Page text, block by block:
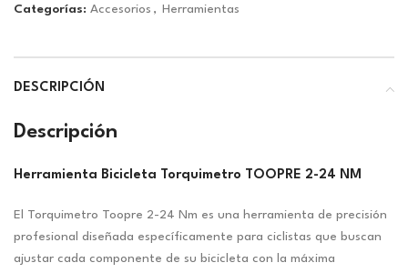
Categorías: Accesorios , Herramientas
DESCRIPCIÓN
Descripción
Herramienta Bicicleta Torquimetro TOOPRE 2-24 NM
El Torquimetro Toopre 2-24 Nm es una herramienta de precisión
profesional diseñada específicamente para ciclistas que buscan
ajustar cada componente de su bicicleta con la máxima